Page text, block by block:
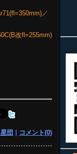
／
改fl=255mm)
団 コメント(0)